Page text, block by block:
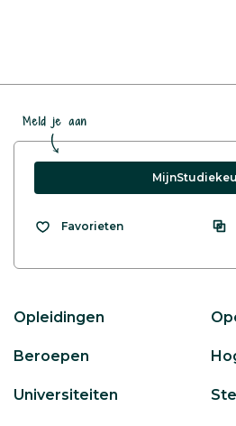
Meld je aan
Favorieten
Opleidingen
Beroepen
Universiteiten